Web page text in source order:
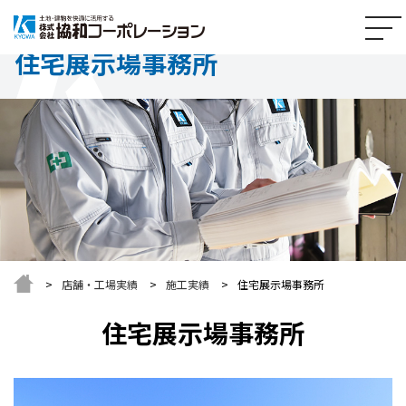
住宅展示場事務所
店舗・工場実績 施工実績 住宅展示場事務所
住宅展示場事務所